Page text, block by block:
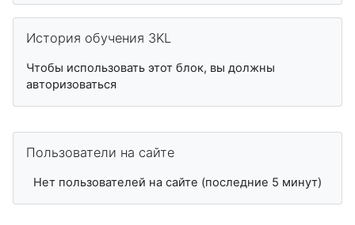
История обучения 3KL
Чтобы использовать этот блок, вы должны
авторизоваться
Пользователи на сайте
Нет пользователей на сайте (последние 5 минут)